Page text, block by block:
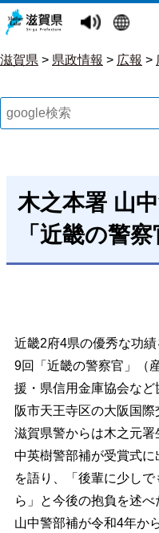
滋賀県 > 県政情報 > 広報 >
木之本署 山
「近畿の警
近畿2府4県の優秀な功
9回「近畿の警察官」（
援・県信用金庫協会な
阪市天王寺区の大阪国際
滋賀県警からは木之元
中英樹警部補が受賞式
を語り、「後輩に少し
ら」と今後の抱負を述べ
山中警部補が令和4年か